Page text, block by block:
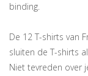
binding.
De 12 T-shirts van
sluiten de T-shirts
Niet tevreden over